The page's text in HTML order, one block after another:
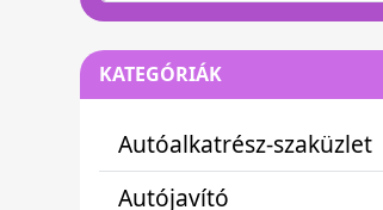
KATEGÓRIÁK
Autóalkatrész-szaküzlet
Autójavító